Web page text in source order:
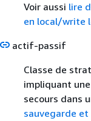
Voir aussi lire
en local/write
actif-passif
Classe de
impliquant
secours dans
sauvegarde